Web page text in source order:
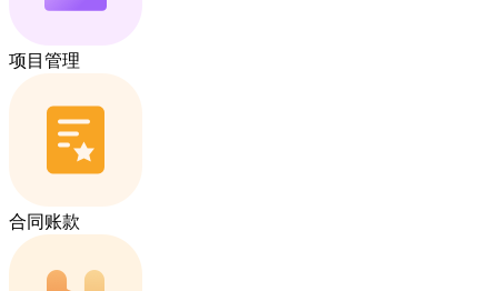
项目管理
合同账款